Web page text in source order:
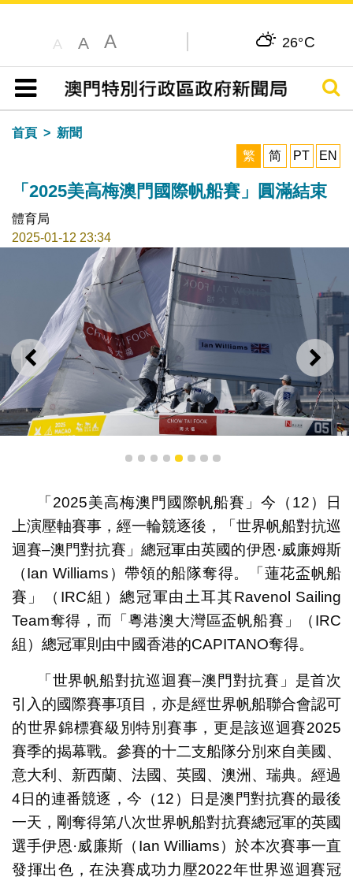
A A A 26°C
目錄
搜尋
首頁
新聞
繁
简 PT EN
「2025美高梅澳門國際帆船賽」圓滿結束
體育局
2025-01-12 23:34
上一則 下一
英國的伊恩·威廉姆斯（Ian Williams）於世界帆船對抗巡
迴賽–澳門對抗賽掄元
1 2 3 4 5 6 7 8
「2025美高梅澳門國際帆船賽」今（12）日
上演壓軸賽事，經一輪競逐後，「世界帆船對抗巡
迴賽–澳門對抗賽」總冠軍由英國的伊恩·威廉姆斯
（Ian Williams）帶領的船隊奪得。「蓮花盃帆船
賽」（IRC組）總冠軍由土耳其Ravenol Sailing
Team奪得，而「粵港澳大灣區盃帆船賽」（IRC
組）總冠軍則由中國香港的CAPITANO奪得。
「世界帆船對抗巡迴賽–澳門對抗賽」是首次
引入的國際賽事項目，亦是經世界帆船聯合會認可
的世界錦標賽級別特別賽事，更是該巡迴賽2025
賽季的揭幕戰。參賽的十二支船隊分別來自美國、
意大利、新西蘭、法國、英國、澳洲、瑞典。經過
4日的連番競逐，今（12）日是澳門對抗賽的最後
一天，剛奪得第八次世界帆船對抗賽總冠軍的英國
選手伊恩·威廉斯（Ian Williams）於本次賽事一直
發揮出色，在決賽成功力壓2022年世界巡迴賽冠